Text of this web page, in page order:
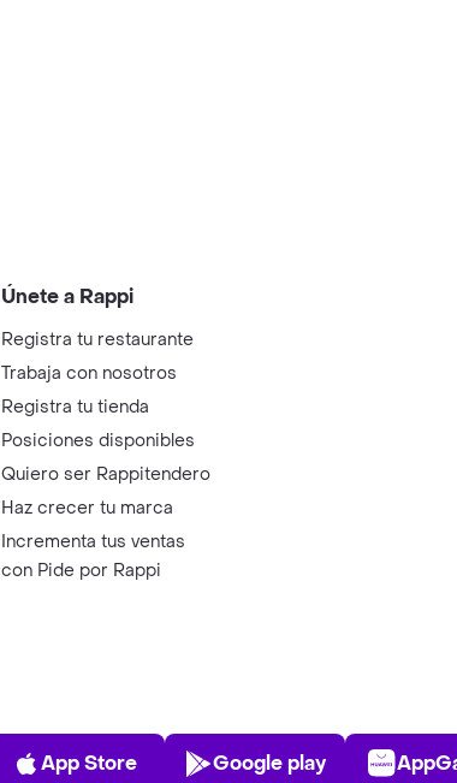
Únete a Rappi
Registra tu restaurante
Trabaja con nosotros
Registra tu tienda
Posiciones disponibles
Quiero ser Rappitendero
Haz crecer tu marca
Incrementa tus ventas
con Pide por Rappi
App Store
App Store
Play Store
Google play